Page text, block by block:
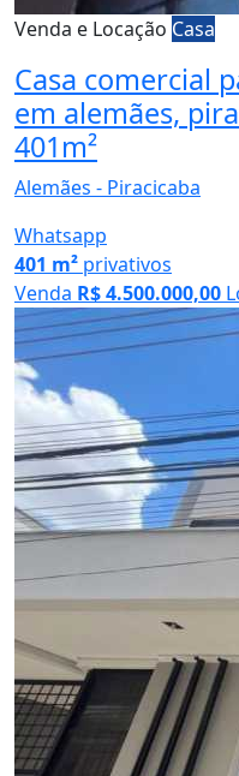
Venda e Locação Casa
Casa comercial
em alemães,
401m²
Alemães - Piracicaba
Whatsapp
401 m² privativos
Venda R$ 4.500.000,00